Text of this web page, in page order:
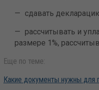
сдавать
рассчитывать и
размере 1%,
Еще по теме:
Какие документы нужны для